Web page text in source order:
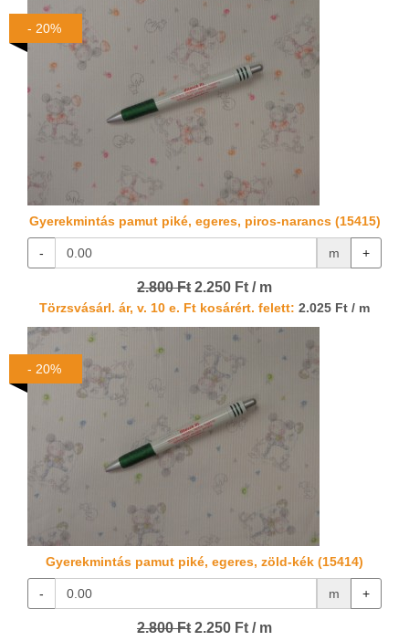
Gyerekmintás pamut piké, egeres, piros-narancs (15415)
- m +
2.800 Ft 2.250 Ft / m
Törzsvásárl. ár, v. 10 e. Ft kosárért. felett: 2.025 Ft / m
- 20%
Gyerekmintás pamut piké, egeres, zöld-kék (15414)
- m +
2.800 Ft 2.250 Ft / m
- 20%